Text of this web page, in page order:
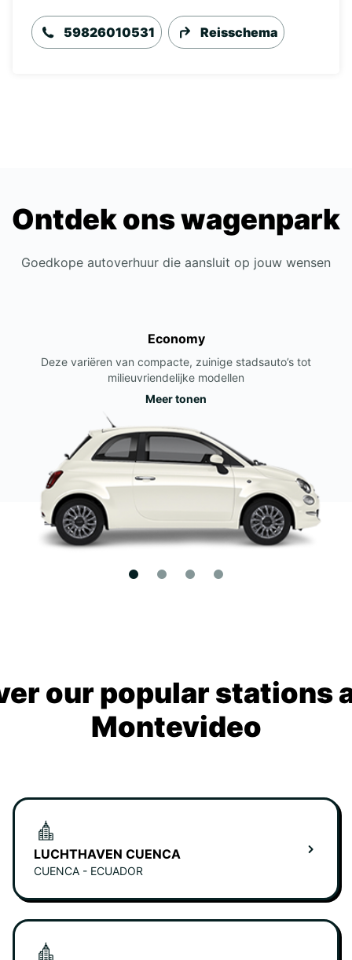
59826010531 Reisschema
Ontdek ons wagenpark
Goedkope autoverhuur die aansluit op jouw wensen
Economy
Deze variëren van compacte, zuinige stadsauto’s tot
milieuvriendelijke modellen
Meer tonen
our popular stations
Montevideo
LUCHTHAVEN CUENCA
CUENCA - ECUADOR